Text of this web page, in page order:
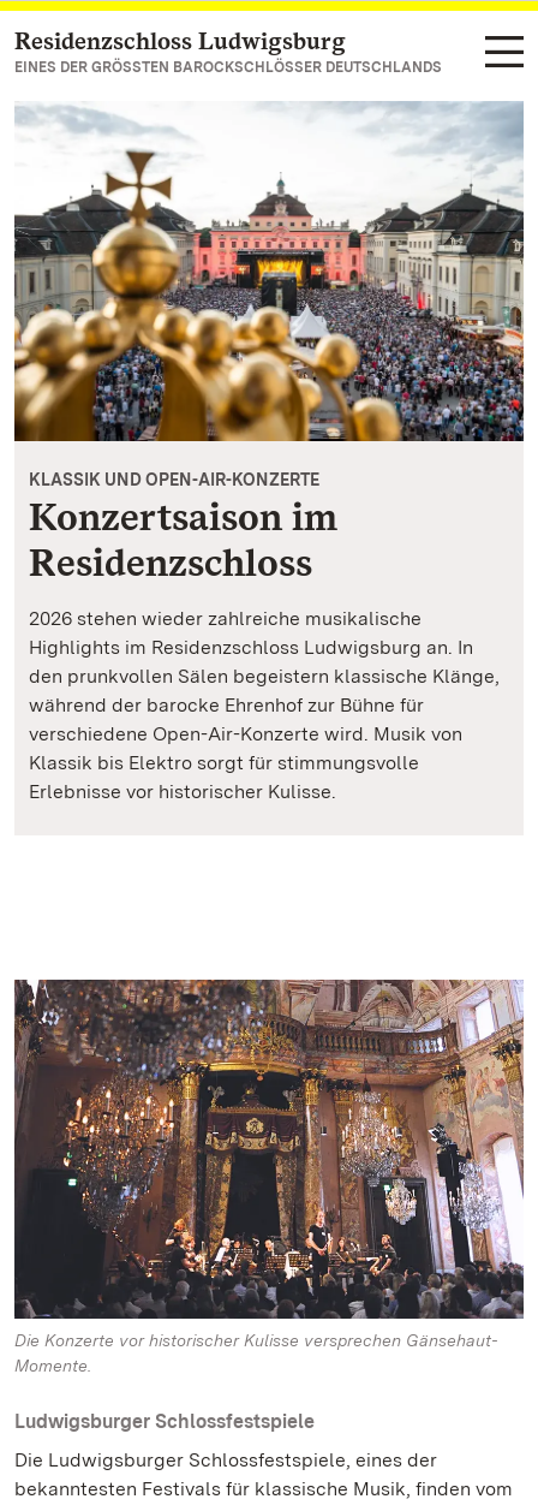
Zum Hauptinhalt springen
Residenzschloss Ludwigsburg
EINES DER GRÖSSTEN BAROCKSCHLÖSSER DEUTSCHLANDS
KLASSIK UND OPEN-AIR-KONZERTE
Konzertsaison im
Residenzschloss
2026 stehen wieder zahlreiche musikalische
Highlights im Residenzschloss Ludwigsburg an. In
den prunkvollen Sälen begeistern klassische Klänge,
während der barocke Ehrenhof zur Bühne für
verschiedene Open-Air-Konzerte wird. Musik von
Klassik bis Elektro sorgt für stimmungsvolle
Erlebnisse vor historischer Kulisse.
Die Konzerte vor historischer Kulisse versprechen Gänsehaut-
Momente.
Ludwigsburger Schlossfestspiele
Die Ludwigsburger Schlossfestspiele, eines der
bekanntesten Festivals für klassische Musik, finden vom